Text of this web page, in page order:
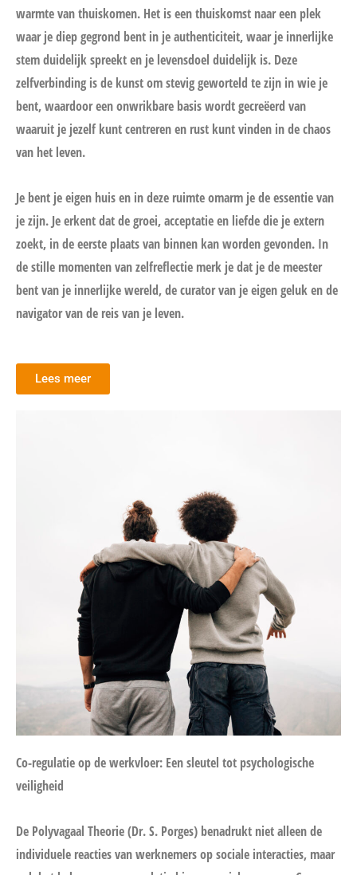
warmte van thuiskomen. Het is een thuiskomst naar een plek
waar je diep gegrond bent in je authenticiteit, waar je innerlijke
stem duidelijk spreekt en je levensdoel duidelijk is. Deze
zelfverbinding is de kunst om stevig geworteld te zijn in wie je
bent, waardoor een onwrikbare basis wordt gecreëerd van
waaruit je jezelf kunt centreren en rust kunt vinden in de chaos
van het leven.
Je bent je eigen huis en in deze ruimte omarm je de essentie van
je zijn. Je erkent dat de groei, acceptatie en liefde die je extern
zoekt, in de eerste plaats van binnen kan worden gevonden. In
de stille momenten van zelfreflectie merk je dat je de meester
bent van je innerlijke wereld, de curator van je eigen geluk en de
navigator van de reis van je leven.
Lees meer
Co-regulatie op de werkvloer: Een sleutel tot psychologische
veiligheid
De Polyvagaal Theorie (Dr. S. Porges) benadrukt niet alleen de
individuele reacties van werknemers op sociale interacties, maar